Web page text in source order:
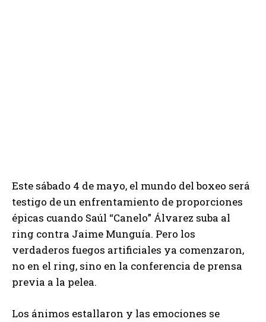
Este sábado 4 de mayo, el mundo del boxeo será
testigo de un enfrentamiento de proporciones
épicas cuando Saúl “Canelo” Álvarez suba al
ring contra Jaime Munguía. Pero los
verdaderos fuegos artificiales ya comenzaron,
no en el ring, sino en la conferencia de prensa
previa a la pelea.
Los ánimos estallaron y las emociones se